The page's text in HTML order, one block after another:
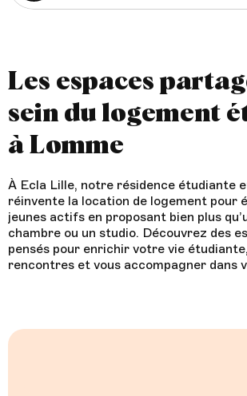
Les espaces
sein du logement
à Lomme
À Ecla Lille, notre résidence étudiante
réinvente la location de logement pour
jeunes actifs en proposant bien plus
chambre ou un studio. Découvrez des
pensés pour enrichir votre vie
rencontres et vous accompagner dans